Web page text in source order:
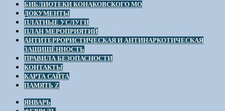
БИБЛИОТЕКИ КОНАКОВСКОГО МО
ДОКУМЕНТЫ
ПЛАТНЫЕ УСЛУГИ
ПЛАН МЕРОПРИЯТИЙ
АНТИТЕРРОРИСТИЧЕСКАЯ И АНТИНАРКОТИЧЕСКАЯ
ЗАЩИЩЁННОСТЬ
ПРАВИЛА БЕЗОПАСНОСТИ
КОНТАКТЫ
КАРТА САЙТА
ПАМЯТЬ Z
ЯНВАРЬ